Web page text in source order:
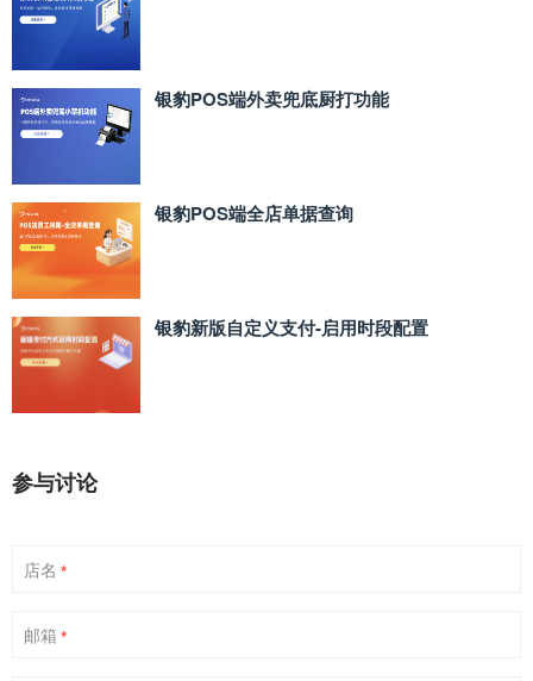
银豹POS端外卖兜底厨打功能
银豹POS端全店单据查询
银豹新版自定义支付‑启用时段配置
参与讨论
店名 *
邮箱 *